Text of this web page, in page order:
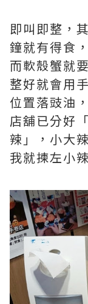
即叫即整，
鐘就有得食，
而軟殼蟹就
整好就會用
位置落豉油，
店舖已分好
辣」，小大
我就揀左小